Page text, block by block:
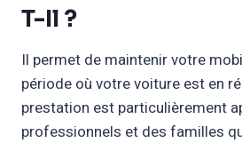
T-Il ?
Il permet de maintenir votre
période où votre voiture est en
prestation est particulièrement
professionnels et des familles